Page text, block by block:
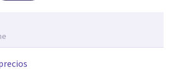
abordar dinámicas profundas que
en tu historia y tus vínculos